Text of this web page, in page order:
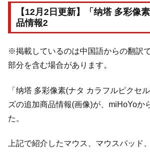
【12月2日更新】「纳塔 多彩像
品情報2
※掲載しているのは中国語からの翻訳
部分を含む場合があります。
「纳塔 多彩像素(ナタ カラフルピクセ
ズの追加商品情報(画像)が、miHoYoか
た。
上記で紹介したマウス、マウスパッド